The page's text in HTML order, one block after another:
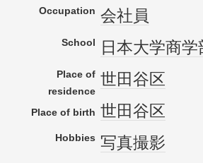
Occupation 会社員
School 日本大学商学
Place of
residence
世田谷区
Place of birth 世田谷区
Hobbies 写真撮影